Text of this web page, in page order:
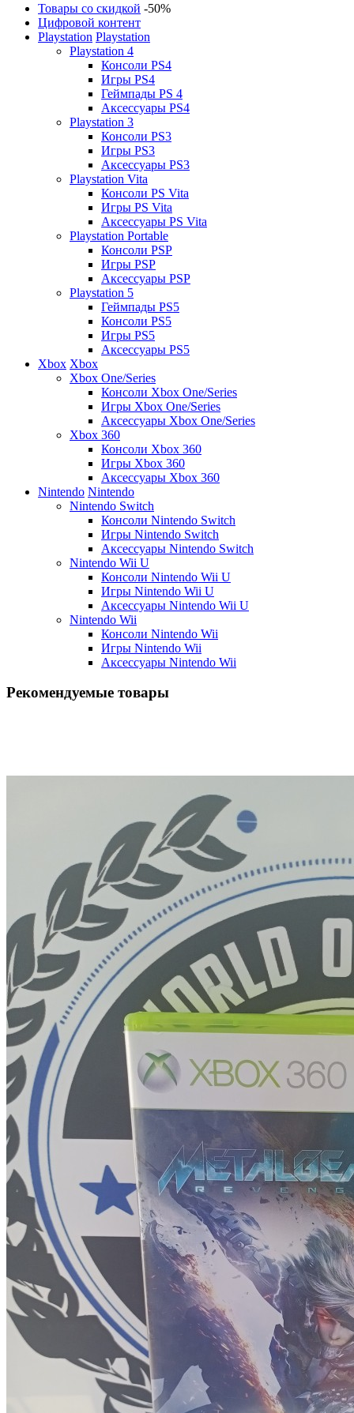
Товары со скидкой -50%
Цифровой контент
Playstation Playstation
Playstation 4
Консоли PS4
Игры PS4
Геймпады PS 4
Аксессуары PS4
Playstation 3
Консоли PS3
Игры PS3
Аксессуары PS3
Playstation Vita
Консоли PS Vita
Игры PS Vita
Аксессуары PS Vita
Playstation Portable
Консоли PSP
Игры PSP
Аксессуары PSP
Playstation 5
Геймпады PS5
Консоли PS5
Игры PS5
Аксессуары PS5
Xbox Xbox
Xbox One/Series
Консоли Xbox One/Series
Игры Xbox One/Series
Аксессуары Xbox One/Series
Xbox 360
Консоли Xbox 360
Игры Xbox 360
Аксессуары Xbox 360
Nintendo Nintendo
Nintendo Switch
Консоли Nintendo Switch
Игры Nintendo Switch
Аксессуары Nintendo Switch
Nintendo Wii U
Консоли Nintendo Wii U
Игры Nintendo Wii U
Аксессуары Nintendo Wii U
Nintendo Wii
Консоли Nintendo Wii
Игры Nintendo Wii
Аксессуары Nintendo Wii
Рекомендуемые товары